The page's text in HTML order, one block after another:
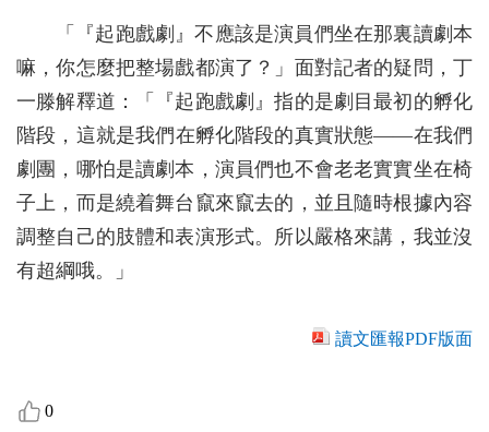
「『起跑戲劇』不應該是演員們坐在那裏讀劇本
嘛，你怎麼把整場戲都演了？」面對記者的疑問，丁
一滕解釋道：「『起跑戲劇』指的是劇目最初的孵化
階段，這就是我們在孵化階段的真實狀態——在我們
劇團，哪怕是讀劇本，演員們也不會老老實實坐在椅
子上，而是繞着舞台竄來竄去的，並且隨時根據內容
調整自己的肢體和表演形式。所以嚴格來講，我並沒
有超綱哦。」
讀文匯報PDF版面
0